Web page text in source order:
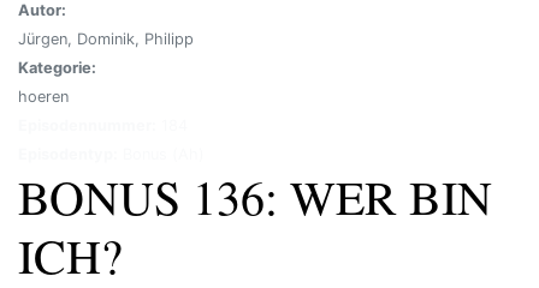
Autor:
Jürgen, Dominik, Philipp
Kategorie:
hoeren
BONUS 136: WER BIN
ICH?